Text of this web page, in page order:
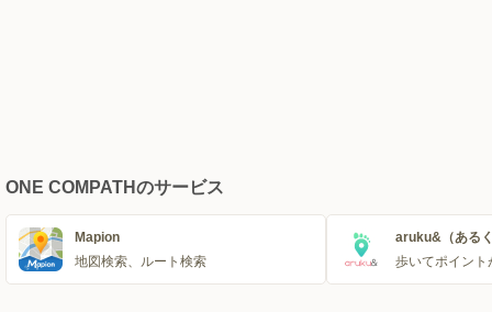
ONE COMPATHのサービス
Mapion
地図検索、ルート検索
aruku&（ある
歩いてポイント